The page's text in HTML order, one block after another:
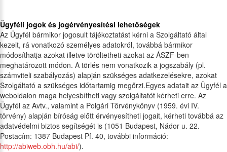
Ügyféli jogok és jogérvényesítési lehetőségek
Az Ügyfél bármikor jogosult tájékoztatást kérni a Szolgáltató által
kezelt, rá vonatkozó személyes adatokról, továbbá bármikor
módosíthatja azokat illetve töröltetheti azokat az ÁSZF-ben
meghatározott módon. A törlés nem vonatkozik a jogszabály (pl.
számviteli szabályozás) alapján szükséges adatkezelésekre, azokat
Szolgáltató a szükséges időtartamig megőrzi.Egyes adatait az Ügyfél a
weboldalon maga helyesbítheti vagy szolgáltatót kérheti erre. Az
Ügyfél az Avtv., valamint a Polgári Törvénykönyv (1959. évi IV.
törvény) alapján bíróság előtt érvényesítheti jogait, kérheti továbbá az
adatvédelmi biztos segítségét is (1051 Budapest, Nádor u. 22.
Postacím: 1387 Budapest Pf. 40, további információ:
http://abiweb.obh.hu/abi/).